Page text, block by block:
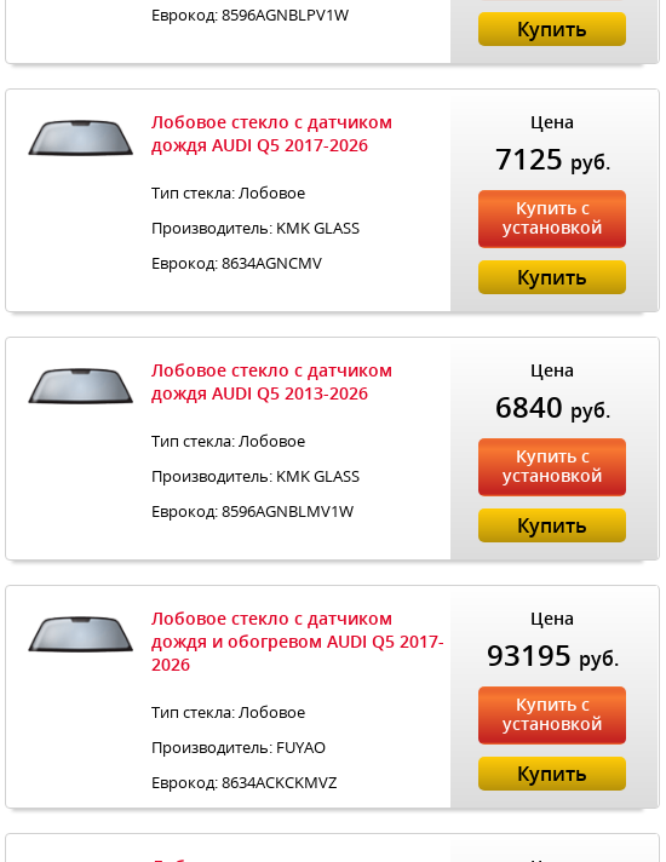
Еврокод: 8596AGNBLPV1W
Купить
Лобовое стекло с датчиком
дождя AUDI Q5 2017-2026
Тип стекла: Лобовое
Производитель: KMK GLASS
Еврокод: 8634AGNСMV
Цена
7125 руб.
Купить с
установкой
Купить
Лобовое стекло с датчиком
дождя AUDI Q5 2013-2026
Тип стекла: Лобовое
Производитель: KMK GLASS
Еврокод: 8596AGNBLMV1W
Цена
6840 руб.
Купить с
установкой
Купить
Лобовое стекло с датчиком
дождя и обогревом AUDI Q5 2017-
2026
Тип стекла: Лобовое
Производитель: FUYAO
Еврокод: 8634ACKCKMVZ
Цена
93195 руб.
Купить с
установкой
Купить